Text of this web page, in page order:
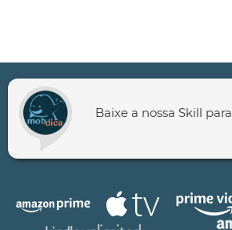
Baixe a nossa Skill para